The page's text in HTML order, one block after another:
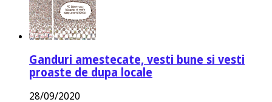
Ganduri amestecate, vesti bune si vesti
proaste de dupa locale
28/09/2020